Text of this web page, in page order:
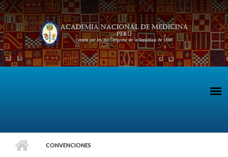
Pasar al contenido principal
CONVENCIONES